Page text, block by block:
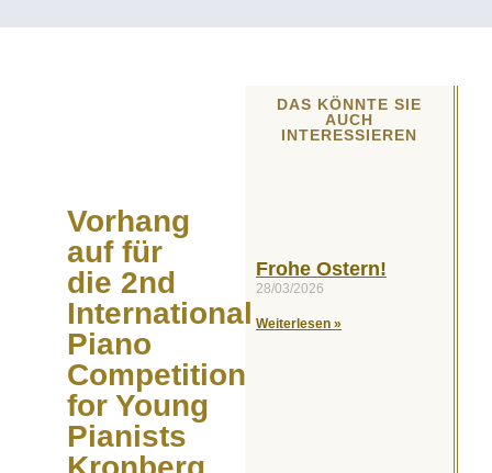
DAS KÖNNTE SIE
AUCH
INTERESSIEREN
Frohe Ostern!
28/03/2026
Weiterlesen »
Vorhang
auf für
die 2nd
International
Piano
Competition
for Young
Pianists